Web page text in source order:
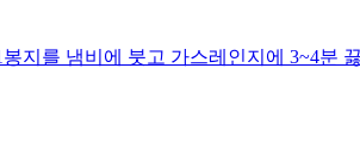
지를 냄비에 붓고 가스레인지에 3~4분